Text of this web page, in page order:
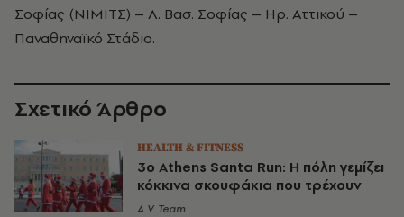
Σοφίας (ΝΙΜΙΤΣ) – Λ. Βασ. Σοφίας – Ηρ. Αττικού –
Παναθηναϊκό Στάδιο.
Σχετικό Άρθρο
HEALTH & FITNESS
3ο Athens Santa Run: Η πόλη γεμίζει
κόκκινα σκουφάκια που τρέχουν
A.V. Team